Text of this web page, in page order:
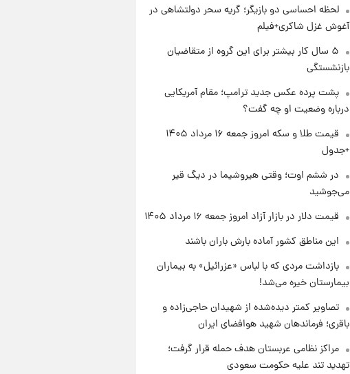
قیمت طلا و سکه امروز پنجشنبه
۱۵ مرداد ۱۴۰۵
شارژ جدید کالابرگ برای سه
لحظه احساسی دو بازیگر؛ گریه سحر دولتشاهی در
آغوش غزل شاکری+فیلم
۵ سال کار بیشتر برای این گروه از متقاضیان
بازنشستگی
پشت پرده عکس جدید ترامپ؛ مقام آمریکایی
درباره وضعیت او چه گفت؟
قیمت طلا و سکه امروز جمعه ۱۶ مرداد ۱۴۰۵
+جدول
در ششم اوت؛ وقتی هیروشیما در دیگ قیر
می‌جوشید
قیمت دلار در بازار آزاد امروز جمعه ۱۶ مرداد ۱۴۰۵
این مناطق کشور آماده بارش باران باشند
بازداشت مردی که با لباس «عزرائیل» به بیماران
بیمارستان خیره می‌شد!
تصاویر کمتر دیده‌شده از شهیدان حاجی‌زاده و
باقری؛ فرماندهان شهید هوافضای ایران
مراکز نظامی عربستان هدف حمله قرار گرفت؛
تهدید تند علیه حکومت سعودی